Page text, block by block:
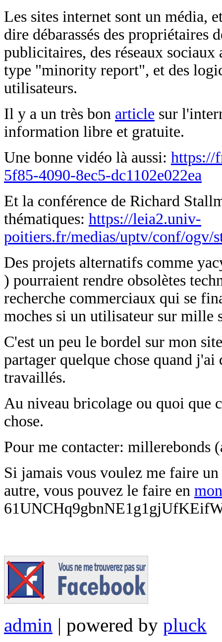
Les sites internet sont un média,
dire débarassés des propriétaires
publicitaires, des réseaux
type "minority report", et des
utilisateurs.
Il y a un très bon article sur
information libre et gratuite.
Une bonne vidéo là aussi: https://
5f85-4090-8ec5-dc1102e022ea
Et la conférence de Richard
thématiques: https://leia2.univ-
poitiers.fr/medias/uptv/conf/ogv/
Des projets alternatifs comme
) pourraient rendre obsolètes
recherche commerciaux qui se
moches si un utilisateur sur
C'est un peu le bordel sur mon
partager quelque chose quand
travaillés.
Au niveau bricolage ou quoi que
chose.
Pour me contacter: millerebonds
Si jamais vous voulez me faire
autre, vous pouvez le faire en
admin | powered by pluck